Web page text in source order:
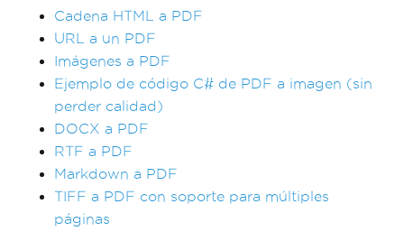
Cadena HTML a PDF
URL a un PDF
Imágenes a PDF
Ejemplo de código C# de PDF a imagen (sin
perder calidad)
DOCX a PDF
RTF a PDF
Markdown a PDF
TIFF a PDF con soporte para múltiples
páginas